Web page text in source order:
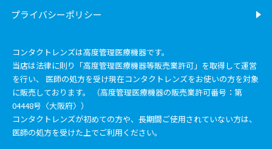
プライバシーポリシー
コンタクトレンズは高度管理医療機器です。
当店は法律に則り「高度管理医療機器等販売業許可」を取得して運営
を行い、 医師の処方を受け現在コンタクトレンズをお使いの方を対象
に販売しております。 （高度管理医療機器の販売業許可番号：第
04448号〈大阪府〉）
コンタクトレンズが初めての方や、長期間ご使用されていない方は、
医師の処方を受けた上でご利用ください。